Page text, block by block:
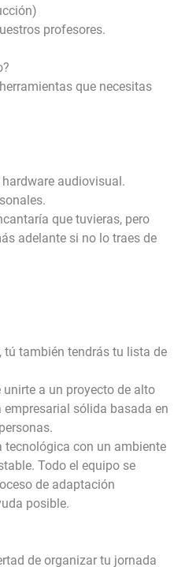
profesores.
que necesitas
audiovisual.
que tuvieras, pero
adelante si no lo traes de
tú también tendrás tu lista de
a un proyecto de alto
sólida basada en
tecnológica con un ambiente
Todo el equipo se
de adaptación
posible.
de organizar tu jornada